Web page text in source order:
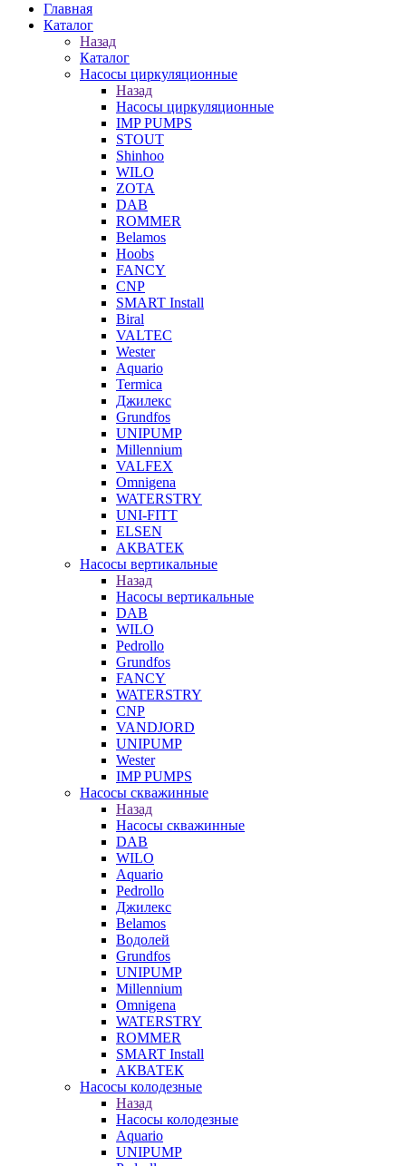
Главная
Каталог
Назад
Каталог
Насосы циркуляционные
Назад
Насосы циркуляционные
IMP PUMPS
STOUT
Shinhoo
WILO
ZOTA
DAB
ROMMER
Belamos
Hoobs
FANCY
CNP
SMART Install
Biral
VALTEC
Wester
Aquario
Termica
Джилекс
Grundfos
UNIPUMP
Millennium
VALFEX
Omnigena
WATERSTRY
UNI-FITT
ELSEN
АКВАТЕК
Насосы вертикальные
Назад
Насосы вертикальные
DAB
WILO
Pedrollo
Grundfos
FANCY
WATERSTRY
CNP
VANDJORD
UNIPUMP
Wester
IMP PUMPS
Насосы скважинные
Назад
Насосы скважинные
DAB
WILO
Aquario
Pedrollo
Джилекс
Belamos
Водолей
Grundfos
UNIPUMP
Millennium
Omnigena
WATERSTRY
ROMMER
SMART Install
АКВАТЕК
Насосы колодезные
Назад
Насосы колодезные
Aquario
UNIPUMP